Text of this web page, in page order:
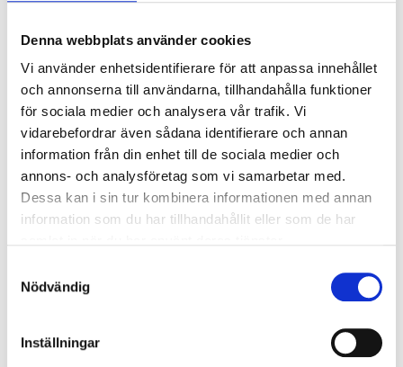
Denna webbplats använder cookies
Vi använder enhetsidentifierare för att anpassa innehållet
och annonserna till användarna, tillhandahålla funktioner
för sociala medier och analysera vår trafik. Vi
vidarebefordrar även sådana identifierare och annan
information från din enhet till de sociala medier och
annons- och analysföretag som vi samarbetar med.
Dessa kan i sin tur kombinera informationen med annan
information som du har tillhandahållit eller som de har
Nödvändig
Inställningar
Ytskiva: HDF
U-ärde: 0,89
Dörrbroms medföljer (För att garanti ska gälla,
måste medlevererad dörrbroms vara monterad
enligt medsänd monteringsanvisning)
Modulmått VillaDörren ytterdörrar
Modulmått